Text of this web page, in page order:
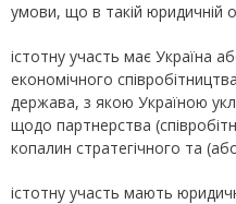
умови, що в такій юридичній
істотну участь має Україна
економічного
держава, з якою Україною
щодо партнерства
копалин стратегічного та
істотну участь мають